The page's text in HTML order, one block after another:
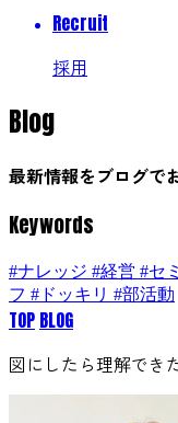
Recruit
採用
Blog
最新情報をブログで
Keywords
#ナレッジ #経営 #セ
フ #ドッキリ #部活動
TOP BLOG
図にしたら理解でき